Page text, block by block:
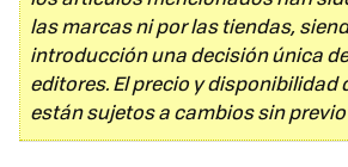
las marcas ni por las tiendas,
introducción una decisión única
editores. El precio y disponibilidad
están sujetos a cambios sin